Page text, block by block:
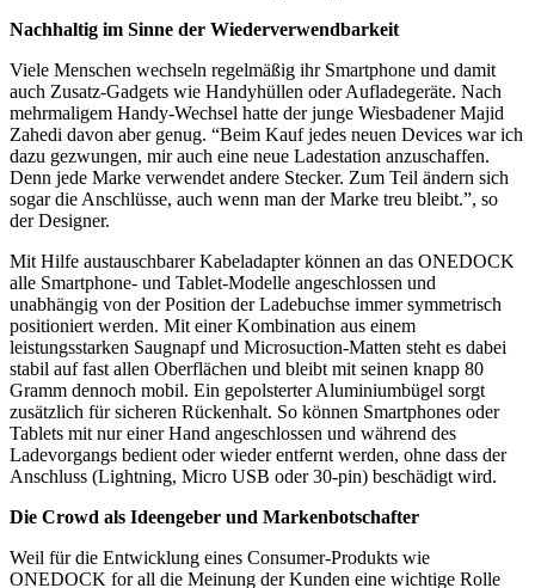
Nachhaltig im Sinne der Wiederverwendbarkeit
Viele Menschen wechseln regelmäßig ihr Smartphone und damit
auch Zusatz-Gadgets wie Handyhüllen oder Aufladegeräte. Nach
mehrmaligem Handy-Wechsel hatte der junge Wiesbadener Majid
Zahedi davon aber genug. “Beim Kauf jedes neuen Devices war ich
dazu gezwungen, mir auch eine neue Ladestation anzuschaffen.
Denn jede Marke verwendet andere Stecker. Zum Teil ändern sich
sogar die Anschlüsse, auch wenn man der Marke treu bleibt.”, so
der Designer.
Mit Hilfe austauschbarer Kabeladapter können an das ONEDOCK
alle Smartphone- und Tablet-Modelle angeschlossen und
unabhängig von der Position der Ladebuchse immer symmetrisch
positioniert werden. Mit einer Kombination aus einem
leistungsstarken Saugnapf und Microsuction-Matten steht es dabei
stabil auf fast allen Oberflächen und bleibt mit seinen knapp 80
Gramm dennoch mobil. Ein gepolsterter Aluminiumbügel sorgt
zusätzlich für sicheren Rückenhalt. So können Smartphones oder
Tablets mit nur einer Hand angeschlossen und während des
Ladevorgangs bedient oder wieder entfernt werden, ohne dass der
Anschluss (Lightning, Micro USB oder 30-pin) beschädigt wird.
Die Crowd als Ideengeber und Markenbotschafter
Weil für die Entwicklung eines Consumer-Produkts wie
ONEDOCK for all die Meinung der Kunden eine wichtige Rolle